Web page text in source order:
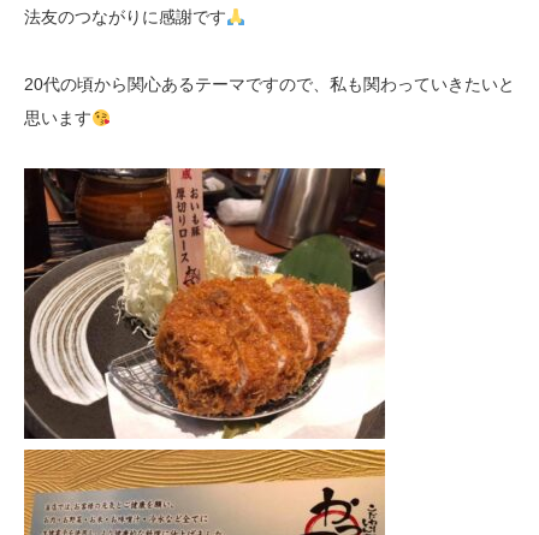
法友のつながりに感謝です
20代の頃から関心あるテーマですので、私も関わっていきたいと
思います